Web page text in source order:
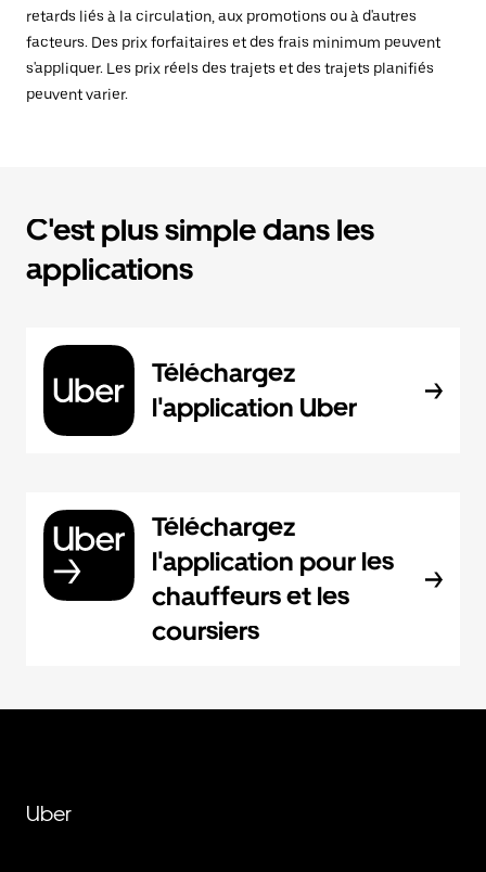
retards liés à la circulation, aux promotions ou à d'autres
facteurs. Des prix forfaitaires et des frais minimum peuvent
s'appliquer. Les prix réels des trajets et des trajets planifiés
peuvent varier.
C'est plus simple dans les
applications
Téléchargez
l'application Uber
Téléchargez
l'application pour les
chauffeurs et les
coursiers
Uber